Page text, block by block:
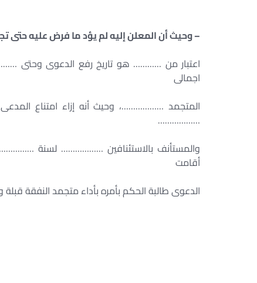
– وحيث أن المعلن إليه لم يؤد ما فرض عليه
اعتبار من ………… هو تاريخ رفع الدعوى وحتى
اجمالى
المتجمد ………………، وحيث أنه إزاء امتناع
………………
والمستأنف بالاستئنافين ……………… لسنة
أقامت
الدعوى طالبة الحكم بأمره بأداء متجمد النفقة